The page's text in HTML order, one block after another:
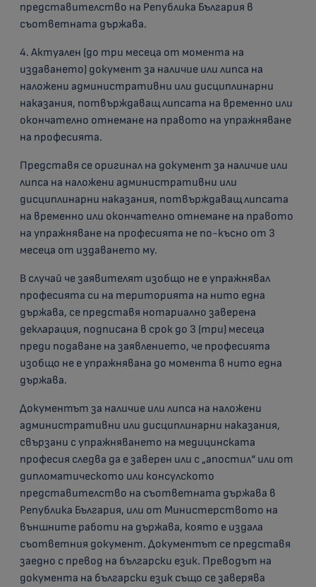
представителство на Република България в
съответната държава.
4. Актуален (до три месеца от момента на
издаването) документ за наличие или липса на
наложени административни или дисциплинарни
наказания, потвърждаващ липсата на временно или
окончателно отнемане на правото на упражняване
на професията.
Представя се оригинал на документ за наличие или
липса на наложени административни или
дисциплинарни наказания, потвърждаващ липсата
на временно или окончателно отнемане на правото
на упражняване на професията не по-късно от 3
месеца от издаването му.
В случай че заявителят изобщо не е упражнявал
професията си на територията на нито една
държава, се представя нотариално заверена
декларация, подписана в срок до 3 (три) месеца
преди подаване на заявлението, че професията
изобщо не е упражнявана до момента в нито една
държава.
Документът за наличие или липса на наложени
административни или дисциплинарни наказания,
свързани с упражняването на медицинската
професия следва да е заверен или с „апостил“ или от
дипломатическото или консулското
представителство на съответната държава в
Република България, или от Министерството на
външните работи на държава, която е издала
съответния документ. Документът се представя
заедно с превод на български език. Преводът на
документа на български език също се заверява